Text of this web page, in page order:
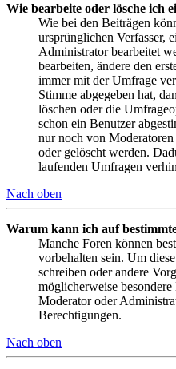
Wie bearbeite oder lösche ich
Wie bei den Beiträgen
ursprünglichen Verfasser,
Administrator bearbeitet
bearbeiten, ändere den
immer mit der Umfrage
Stimme abgegeben hat,
löschen oder die
schon ein Benutzer
nur noch von
oder gelöscht werden.
laufenden Umfragen
Nach oben
Warum kann ich auf
Manche Foren können
vorbehalten sein. Um
schreiben oder andere
möglicherweise
Moderator oder
Berechtigungen.
Nach oben